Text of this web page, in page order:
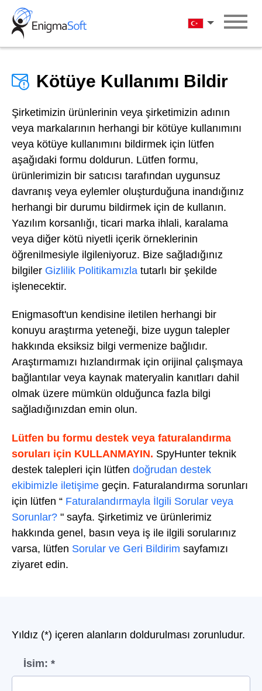
Skip
content
Türkçe
Kötüye Kullanımı Bildir
Şirketimizin ürünlerinin veya şirketimizin adının
veya markalarının herhangi bir kötüye kullanımını
veya kötüye kullanımını bildirmek için lütfen
aşağıdaki formu doldurun. Lütfen formu,
ürünlerimizin bir satıcısı tarafından uygunsuz
davranış veya eylemler oluşturduğuna inandığınız
herhangi bir durumu bildirmek için de kullanın.
Yazılım korsanlığı, ticari marka ihlali, karalama
veya diğer kötü niyetli içerik örneklerinin
öğrenilmesiyle ilgileniyoruz. Bize sağladığınız
bilgiler Gizlilik Politikamızla tutarlı bir şekilde
işlenecektir.
Enigmasoft'un kendisine iletilen herhangi bir
konuyu araştırma yeteneği, bize uygun talepler
hakkında eksiksiz bilgi vermenize bağlıdır.
Araştırmamızı hızlandırmak için orijinal çalışmaya
bağlantılar veya kaynak materyalin kanıtları dahil
olmak üzere mümkün olduğunca fazla bilgi
sağladığınızdan emin olun.
Lütfen bu formu destek veya faturalandırma
soruları için KULLANMAYIN. SpyHunter teknik
destek talepleri için lütfen doğrudan destek
ekibimizle iletişime geçin. Faturalandırma sorunları
için lütfen “ Faturalandırmayla İlgili Sorular veya
Sorunlar? " sayfa. Şirketimiz ve ürünlerimiz
hakkında genel, basın veya iş ile ilgili sorularınız
varsa, lütfen Sorular ve Geri Bildirim sayfamızı
ziyaret edin.
Yıldız (*) içeren alanların doldurulması zorunludur.
İsim: *